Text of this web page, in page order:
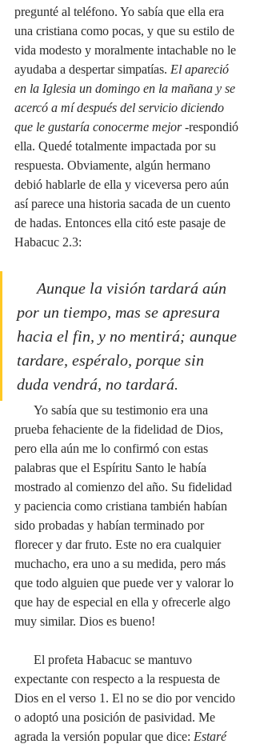
pregunté al teléfono. Yo sabía que ella era
una cristiana como pocas, y que su estilo de
vida modesto y moralmente intachable no le
ayudaba a despertar simpatías. El apareció
en la Iglesia un domingo en la mañana y se
acercó a mí después del servicio diciendo
que le gustaría conocerme mejor -respondió
ella. Quedé totalmente impactada por su
respuesta. Obviamente, algún hermano
debió hablarle de ella y viceversa pero aún
así parece una historia sacada de un cuento
de hadas. Entonces ella citó este pasaje de
Habacuc 2.3:
Aunque la visión tardará aún
por un tiempo, mas se apresura
hacia el fin, y no mentirá; aunque
tardare, espéralo, porque sin
duda vendrá, no tardará.
prueba fehaciente de la fidelidad de Dios,
pero ella aún me lo confirmó con estas
palabras que el Espíritu Santo le había
mostrado al comienzo del año. Su fidelidad
y paciencia como cristiana también habían
sido probadas y habían terminado por
florecer y dar fruto. Este no era cualquier
muchacho, era uno a su medida, pero más
que todo alguien que puede ver y valorar lo
que hay de especial en ella y ofrecerle algo
muy similar. Dios es bueno!
expectante con respecto a la respuesta de
Dios en el verso 1. El no se dio por vencido
o adoptó una posición de pasividad. Me
agrada la versión popular que dice: Estaré